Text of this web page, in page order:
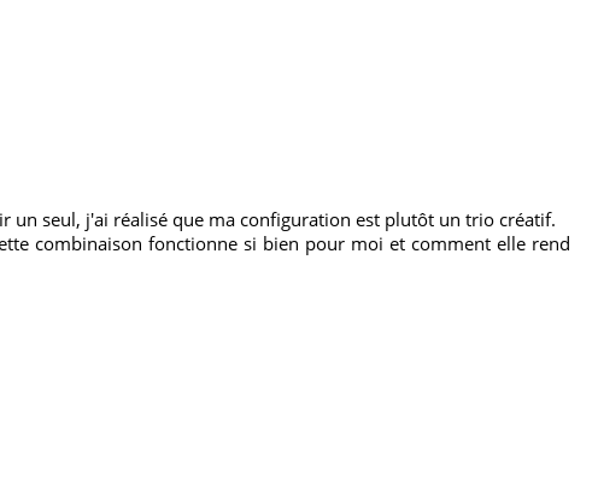
seul, j'ai réalisé que ma configuration est plutôt un trio créatif.
combinaison fonctionne si bien pour moi et comment elle rend